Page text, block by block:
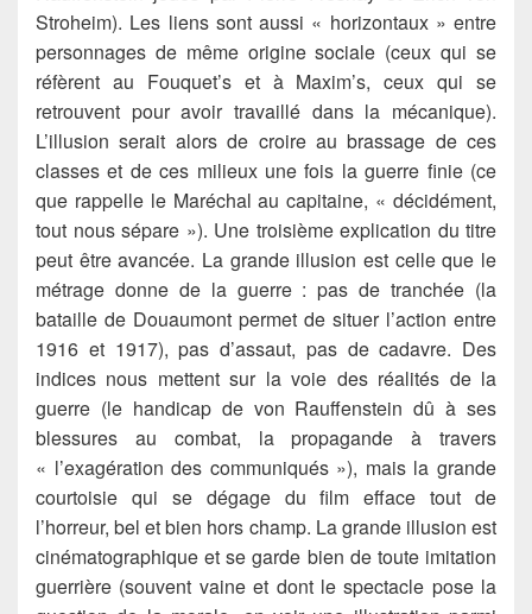
Stroheim). Les liens sont aussi « horizontaux » entre
personnages de même origine sociale (ceux qui se
réfèrent au Fouquet’s et à Maxim’s, ceux qui se
retrouvent pour avoir travaillé dans la mécanique).
L’illusion serait alors de croire au brassage de ces
classes et de ces milieux une fois la guerre finie (ce
que rappelle le Maréchal au capitaine, « décidément,
tout nous sépare »). Une troisième explication du titre
peut être avancée. La grande illusion est celle que le
métrage donne de la guerre : pas de tranchée (la
bataille de Douaumont permet de situer l’action entre
1916 et 1917), pas d’assaut, pas de cadavre. Des
indices nous mettent sur la voie des réalités de la
guerre (le handicap de von Rauffenstein dû à ses
blessures au combat, la propagande à travers
« l’exagération des communiqués »), mais la grande
courtoisie qui se dégage du film efface tout de
l’horreur, bel et bien hors champ. La grande illusion est
cinématographique et se garde bien de toute imitation
guerrière (souvent vaine et dont le spectacle pose la